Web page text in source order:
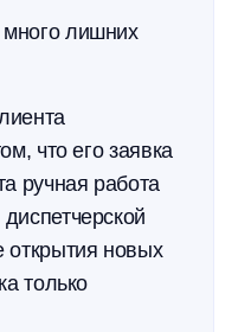
лишних
что его заявка
ручная работа
открытия новых
только